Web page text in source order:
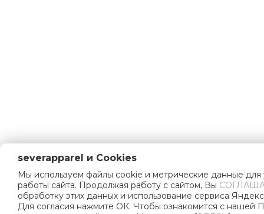
severapparel и Cookies
Мы используем файлы cookie и метрические данные
работы сайта. Продолжая работу с сайтом, Вы
обработку этих данных и использование сервиса
Для согласия нажмите ОК. Чтобы ознакомится с нашей